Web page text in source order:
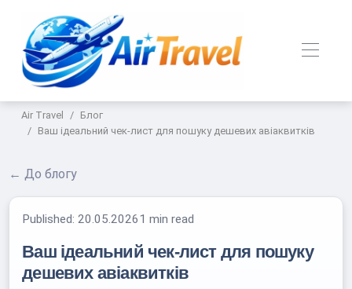
Air Travel
Блог
Ваш ідеальний чек-лист для пошуку дешевих авіаквитків
← До блогу
Published:20.05.20261 min read
Ваш ідеальний чек-лист для пошуку
дешевих авіаквитків